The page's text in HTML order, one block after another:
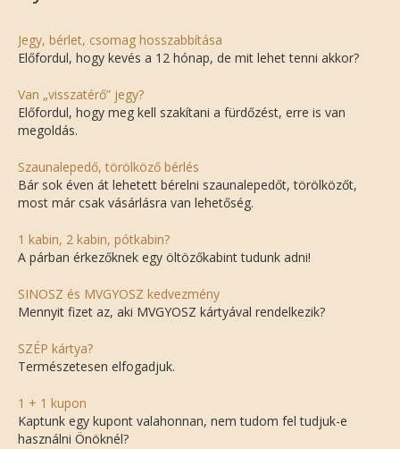
Jegy, bérlet, csomag hosszabbítása
Előfordul, hogy kevés a 12 hónap, de mit lehet tenni akkor?
Van „visszatérő” jegy?
Előfordul, hogy meg kell szakítani a fürdőzést, erre is van
megoldás.
Szaunalepedő, törölköző bérlés
Bár sok éven át lehetett bérelni szaunalepedőt, törölközőt,
most már csak vásárlásra van lehetőség.
1 kabin, 2 kabin, pótkabin?
A párban érkezőknek egy öltözőkabint tudunk adni!
SINOSZ és MVGYOSZ kedvezmény
Mennyit fizet az, aki MVGYOSZ kártyával rendelkezik?
SZÉP kártya?
Természetesen elfogadjuk.
1 + 1 kupon
Kaptunk egy kupont valahonnan, nem tudom fel tudjuk-e
használni Önöknél?